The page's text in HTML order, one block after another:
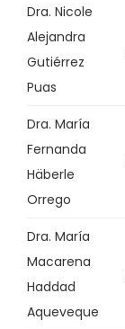
Dra. Nicole
Alejandra
Gutiérrez
Puas
Dra. María
Fernanda
Häberle
Orrego
Dra. María
Macarena
Haddad
Aqueveque